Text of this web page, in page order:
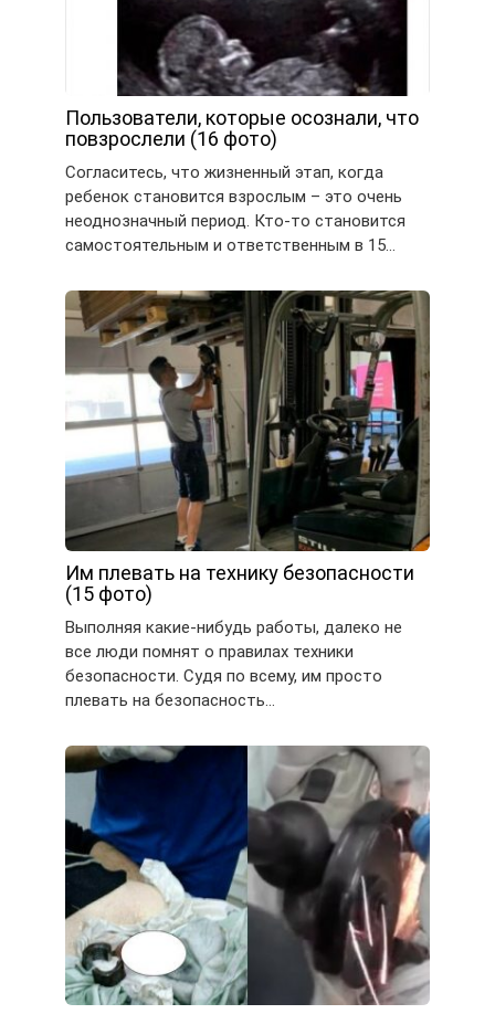
Пользователи, которые осознали, что
повзрослели (16 фото)
Согласитесь, что жизненный этап, когда
ребенок становится взрослым – это очень
неоднозначный период. Кто-то становится
самостоятельным и ответственным в 15…
Им плевать на технику безопасности
(15 фото)
Выполняя какие-нибудь работы, далеко не
все люди помнят о правилах техники
безопасности. Судя по всему, им просто
плевать на безопасность…